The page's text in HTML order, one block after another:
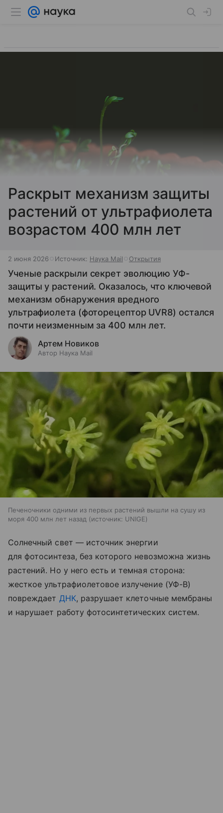
Раскрыт механизм защиты
растений от ультрафиолета
возрастом 400 млн лет
2 июня 2026 Источник: Наука Mail Открытия
Ученые раскрыли секрет эволюцию УФ-
защиты у растений. Оказалось, что ключевой
механизм обнаружения вредного
ультрафиолета (фоторецептор UVR8) остался
почти неизменным за 400 млн лет.
Артем Новиков
Автор Наука Mail
Печеночники одними из первых растений вышли на сушу из
моря 400 млн лет назад
источник: UNIGE
Солнечный свет — источник энергии
для фотосинтеза, без которого невозможна жизнь
растений. Но у него есть и темная сторона:
жесткое ультрафиолетовое излучение (УФ-В)
повреждает ДНК, разрушает клеточные мембраны
и нарушает работу фотосинтетических систем.